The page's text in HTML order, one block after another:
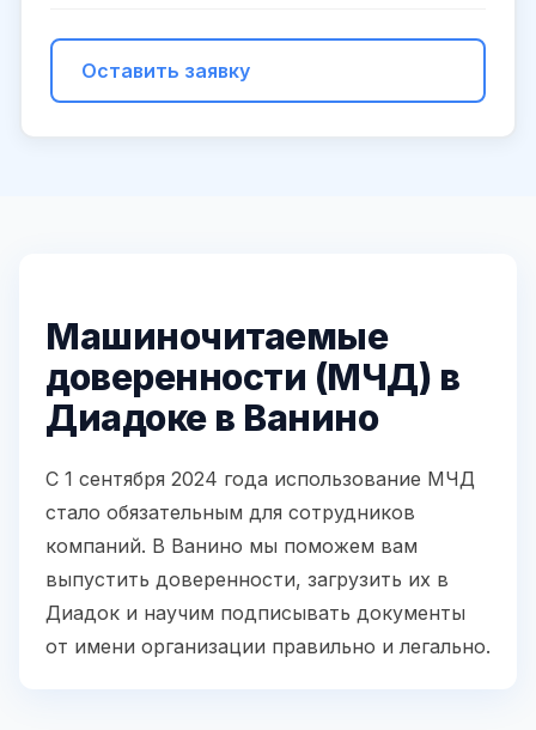
Оставить заявку
Машиночитаемые
доверенности (МЧД) в
Диадоке в Ванино
С 1 сентября 2024 года использование МЧД
стало обязательным для сотрудников
компаний. В Ванино мы поможем вам
выпустить доверенности, загрузить их в
Диадок и научим подписывать документы
от имени организации правильно и легально.